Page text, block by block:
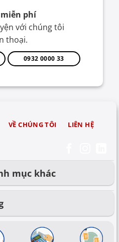
phí
với chúng tôi
thoại.
0932 0000 33
VỀ CHÚNG TÔI LIÊN HỆ
mục khác